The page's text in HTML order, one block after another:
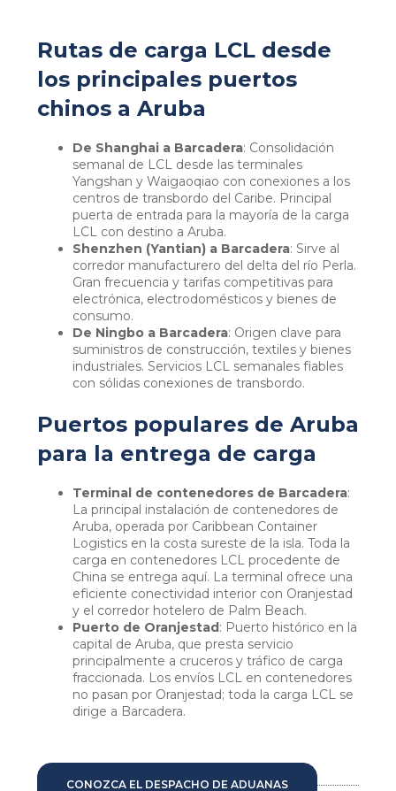
Rutas de carga LCL desde
los principales puertos
chinos a Aruba
De Shanghai a Barcadera: Consolidación
semanal de LCL desde las terminales
Yangshan y Waigaoqiao con conexiones a los
centros de transbordo del Caribe. Principal
puerta de entrada para la mayoría de la carga
LCL con destino a Aruba.
Shenzhen (Yantian) a Barcadera: Sirve al
corredor manufacturero del delta del río Perla.
Gran frecuencia y tarifas competitivas para
electrónica, electrodomésticos y bienes de
consumo.
De Ningbo a Barcadera: Origen clave para
suministros de construcción, textiles y bienes
industriales. Servicios LCL semanales fiables
con sólidas conexiones de transbordo.
Puertos populares de Aruba
para la entrega de carga
Terminal de contenedores de Barcadera:
La principal instalación de contenedores de
Aruba, operada por Caribbean Container
Logistics en la costa sureste de la isla. Toda la
carga en contenedores LCL procedente de
China se entrega aquí. La terminal ofrece una
eficiente conectividad interior con Oranjestad
y el corredor hotelero de Palm Beach.
Puerto de Oranjestad : Puerto histórico en la
capital de Aruba, que presta servicio
principalmente a cruceros y tráfico de carga
fraccionada. Los envíos LCL en contenedores
no pasan por Oranjestad; toda la carga LCL se
dirige a Barcadera.
CONOZCA EL DESPACHO DE ADUANAS